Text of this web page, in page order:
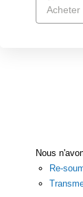
Acheter
Nous
Re-